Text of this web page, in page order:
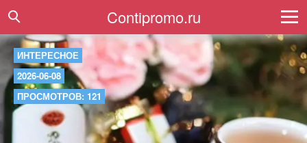
Contipromo.ru
ИНТЕРЕСНОЕ
2026-06-08
ПРОСМОТРОВ: 121